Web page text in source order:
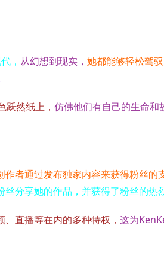
， 从幻想到现实， 她都能够轻松驾驭
跃然纸上， 仿佛他们有自己的生命和
作者通过发布独家内容来获得粉丝的
分享她的作品，并获得了粉丝的热
直播等在内的多种特权， 这为